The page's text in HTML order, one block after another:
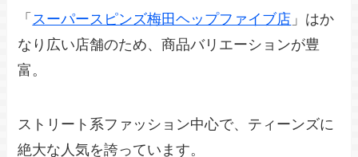
「 スーパースピンズ梅田ヘップファイブ店 」はか
なり広い店舗のため、商品バリエーションが豊
富。
ストリート系ファッション中心で、ティーンズに
絶大な人気を誇っています。